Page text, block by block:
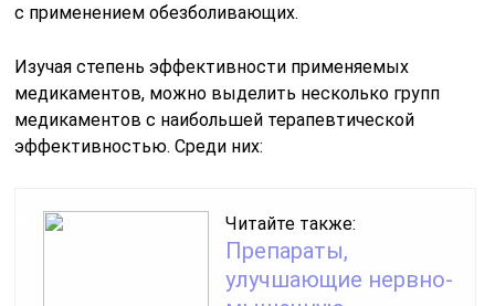
с применением обезболивающих.
Изучая степень эффективности применяемых
медикаментов, можно выделить несколько групп
медикаментов с наибольшей терапевтической
эффективностью. Среди них:
Читайте также:
Препараты,
улучшающие нервно-